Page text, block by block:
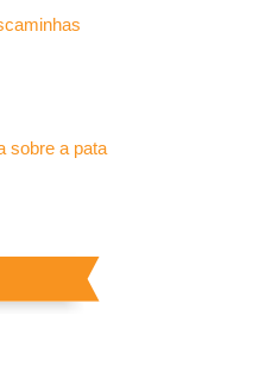
sobre a pata